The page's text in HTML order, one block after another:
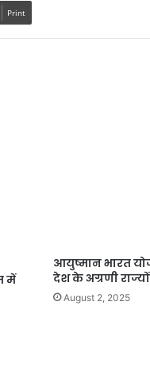
Print
में
आयुष्मान भारत
देश के अग्रणी
August 2, 2025